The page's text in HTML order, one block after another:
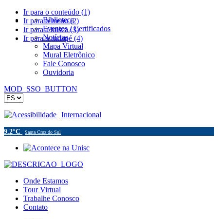
Ir para o conteúdo (1)
Ir para o menu (2)
Ir para a busca (3)
Ir para o rodapé (4)
Biblioteca
Eventos / Certificados
Notícias
Mapa Virtual
Mural Eletrônico
Fale Conosco
Ouvidoria
MOD_SSO_BUTTON
Acessibilidade Internacional
9.2°C Santa Cruz do Sul
Onde Estamos
Tour Virtual
Trabalhe Conosco
Contato